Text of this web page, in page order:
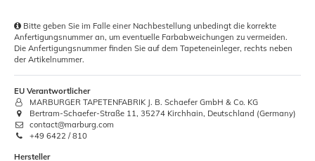
Bitte geben Sie im Falle einer Nachbestellung unbedingt die korrekte
Anfertigungsnummer an, um eventuelle Farbabweichungen zu vermeiden.
Die Anfertigungsnummer finden Sie auf dem Tapeteneinleger, rechts neben
der Artikelnummer.
EU Verantwortlicher
MARBURGER TAPETENFABRIK J. B. Schaefer GmbH & Co. KG
Bertram-Schaefer-Straße 11, 35274 Kirchhain, Deutschland (Germany)
contact@marburg.com
+49 6422 / 810
Hersteller